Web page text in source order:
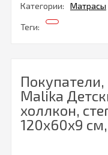
Категории: Матрасы
Теги:
Malika
холлкон,
120х60х9